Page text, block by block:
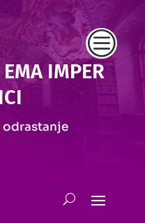
c
IMPER
odrastanje